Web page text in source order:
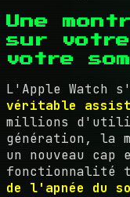
Une
sur votre
votre
L'Apple Watch
véritable
millions
génération, la
un nouveau cap
fonctionnalité
de l'apnée du